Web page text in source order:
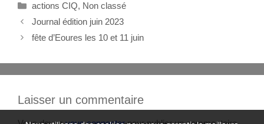
actions CIQ, Non classé
Journal édition juin 2023
fête d’Eoures les 10 et 11 juin
Laisser un commentaire